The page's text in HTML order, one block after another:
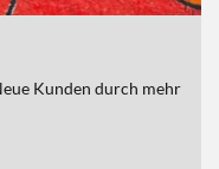
Kunden durch mehr